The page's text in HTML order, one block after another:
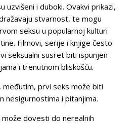
uzvišeni i duboki. Ovakvi prikazi,
stvarnost, te mogu
seksu u popularnoj kulturi
Filmovi, serije i knjige često
seksualni susret biti ispunjen
i trenutnom bliskošću.
međutim, prvi seks može biti
nesigurnostima i pitanjima.
može dovesti do nerealnih